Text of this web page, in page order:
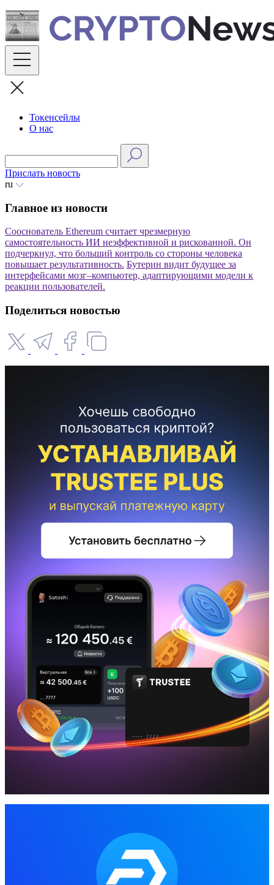
Skip
to
content
Токенсейлы
О нас
Прислать новость
ru
Главное из новости
Сооснователь Ethereum считает чрезмерную
самостоятельность ИИ неэффективной и рискованной. Он
подчеркнул, что больший контроль со стороны человека
повышает результативность. Бутерин видит будущее за
интерфейсами мозг–компьютер, адаптирующими модели к
реакции пользователей.
Поделиться новостью